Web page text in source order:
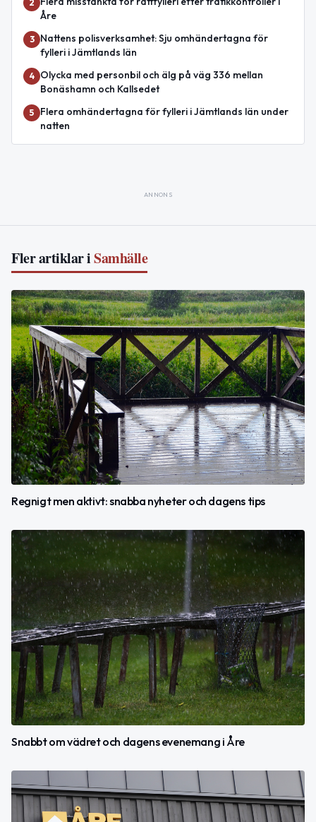
2
Åre
3
Nattens polisverksamhet: Sju omhändertagna för
fylleri i Jämtlands län
4
Olycka med personbil och älg på väg 336 mellan
Bonäshamn och Kallsedet
5
Flera omhändertagna för fylleri i Jämtlands län under
natten
ANNONS
Fler artiklar iSamhälle
Regnigt men aktivt: snabba nyheter och dagens tips
Snabbt om vädret och dagens evenemang i Åre